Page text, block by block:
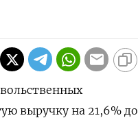
выручку на 21,6% до